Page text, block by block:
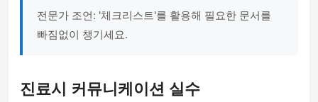
전문가 조언: '체크리스트'를 활용해 필요한 문서를
빠짐없이 챙기세요.
진료시 커뮤니케이션 실수